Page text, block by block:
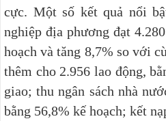
cực. Một số kết quả nổi
nghiệp địa phương đạt
hoạch và tăng 8,7% so với
thêm cho 2.956 lao động,
giao; thu ngân sách nhà
bằng 56,8% kế hoạch; kết